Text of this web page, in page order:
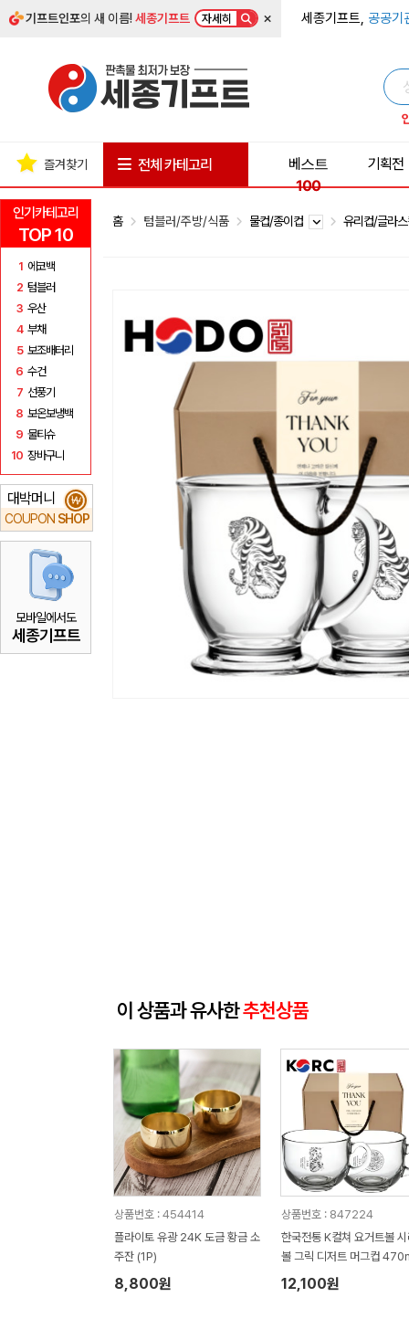
기프트인포의 새 이름!세종기프트 자세히 × 세종기프트, 공공기
인기카테고리
TOP 10
1 에코백
2 텀블러
3 우산
4 부채
5 보조배터리
6 수건
7 선풍기
8 보온보냉백
9 물티슈
10 장바구니
대박머니
COUPON SHOP
₩
모바일에서도
세종기프트
즐겨찾기 전체 카테고리
베스트
100
기획전
홈 텀블러/주방/식품 물컵/종이컵 유리컵/글라
이 상품과 유사한추천상품
상품번호 : 454414
플라이토 유광 24K 도금 황금 소
주잔 (1P)
8,800원
상품번호 : 847224
한국전통 K컬쳐 요거트볼
볼 그릭 디저트 머그컵
P 기프팅
12,100원